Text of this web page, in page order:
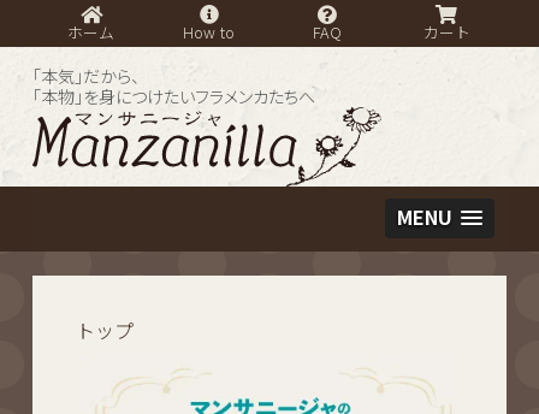
ホーム How to FAQ カート
「本気」だから、
「本物」を身につけたいフラメンカたちへ
MENU
トップ